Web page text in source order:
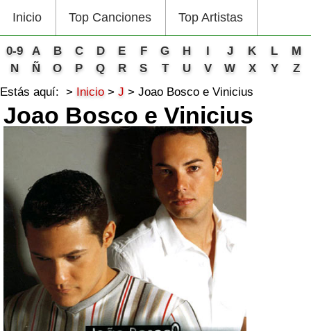
Inicio Top Canciones Top Artistas
0-9 A B C D E F G H I J K L
M
N
Ñ O P Q R S T U V W X Y
Z
Estás aquí:
Inicio J Joao Bosco e Vinicius
Joao Bosco e Vinicius